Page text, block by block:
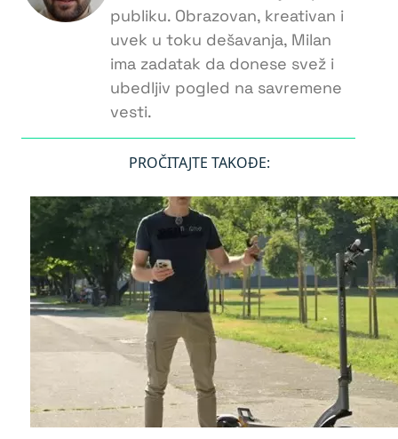
publiku. Obrazovan, kreativan i
uvek u toku dešavanja, Milan
ima zadatak da donese svež i
ubedljiv pogled na savremene
vesti.
PROČITAJTE TAKOĐE: